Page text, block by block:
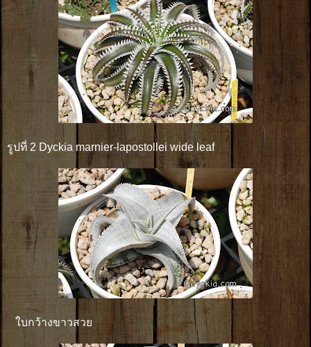
รูปที่ 2 Dyckia marnier-lapostollei wide leaf
ใบกว้างขาวสวย